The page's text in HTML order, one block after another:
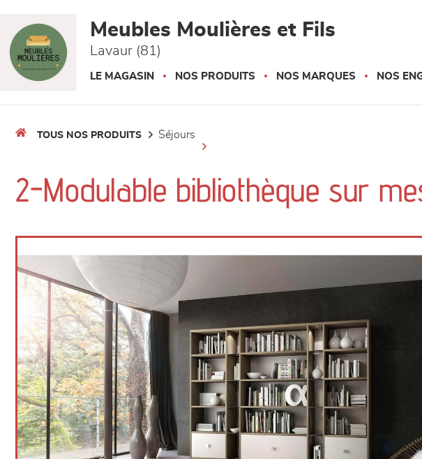
Meubles Moulières et Fils
Lavaur (81)
LE MAGASIN NOS PRODUITS NOS MARQUES NOS
TOUS NOS PRODUITS séjours
2-Modulable bibliothèque sur